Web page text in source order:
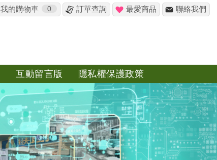
我的購物車 0 訂單查詢 最愛商品 聯絡我們
互動留言版 隱私權保護政策